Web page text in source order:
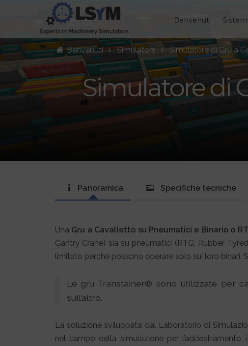
Benvenuti
Benvenuti Simulators Simulatore di Gru a
Simulatore di
Panoramica
Specifiche tecniche
Una Gru a Cavalletto su Pneumatici e Binario o
Gantry Crane) sia su pneumatici (RTG: Rubber
limitato perché possono operare solo sui loro binari.
Le gru Transtainer® sono utilizzate per
sull’altro.
La soluzione sviluppata dal Laboratorio di
nel campo della simulazione per